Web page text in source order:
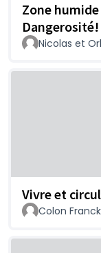
Zone
Dangerosité!
Nicolas et
Vivre et
Colon Franck